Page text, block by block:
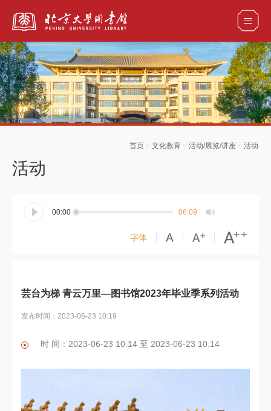
全部资源
首页 - 文化教育 - 活动/展览/讲座 - 活动
活动
00:00 06:09
字体
芸台为梯 青云万里—图书馆2023年毕业季系列活动
发布时间：2023-06-23 10:19
时 间：2023-06-23 10:14 至 2023-06-23 10:14